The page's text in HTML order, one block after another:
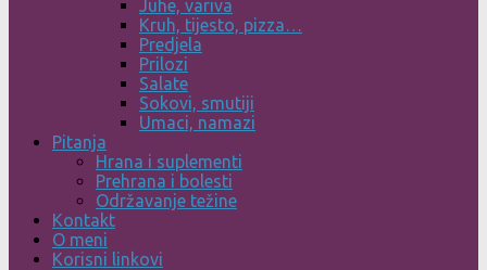
Juhe, variva
Kruh, tijesto, pizza…
Predjela
Prilozi
Salate
Sokovi, smutiji
Umaci, namazi
Pitanja
Hrana i suplementi
Prehrana i bolesti
Održavanje težine
Kontakt
O meni
Korisni linkovi